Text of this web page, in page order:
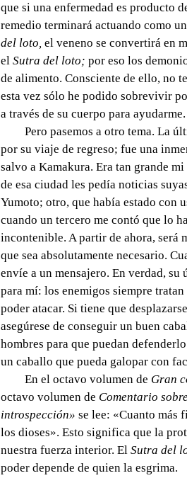
que si una enfermedad es producto
remedio terminará actuando como
del loto, el veneno se convertirá en
el Sutra del loto; por eso los
de alimento. Consciente de ello, no
esta vez sólo he podido sobrevivir
a través de su cuerpo para ayudarme.
Pero pasemos a otro tema. La
por su viaje de regreso; fue una
salvo a Kamakura. Era tan grande
de esa ciudad les pedía noticias
Yumoto; otro, que había estado con
cuando un tercero me contó que lo
incontenible. A partir de ahora, será
que sea absolutamente necesario.
envíe a un mensajero. En verdad,
para mí: los enemigos siempre
poder atacar. Si tiene que
asegúrese de conseguir un buen
hombres para que puedan
un caballo que pueda galopar con
En el octavo volumen de Gran
octavo volumen de Comentario
introspección» se lee: «Cuanto más
los dioses». Esto significa que la
nuestra fuerza interior. El Sutra del
poder depende de quien la esgrima.